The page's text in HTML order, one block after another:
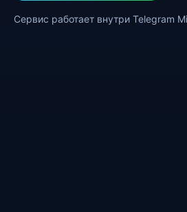
Сервис работает внутри Telegram